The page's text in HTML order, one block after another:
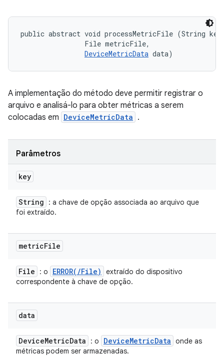
public abstract void processMetricFile (String
                File metricFile,
DeviceMetricData data)
A implementação do método deve permitir registrar o
arquivo e analisá-lo para obter métricas a serem
colocadas em DeviceMetricData .
Parâmetros
key
String
: a chave de opção associada ao arquivo que
foi extraído.
metricFile
File : o ERROR( /File)
extraído do dispositivo
correspondente à chave de opção.
data
DeviceMetricData : o DeviceMetricData onde as
métricas podem ser armazenadas.